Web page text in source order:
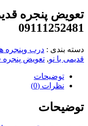
تعویض پنجره
09111252481
دسته بندی : درب وپنجره
قدیمی با نو, تعویض پنجره
توضیحات
نظرات (0)
توضیحات